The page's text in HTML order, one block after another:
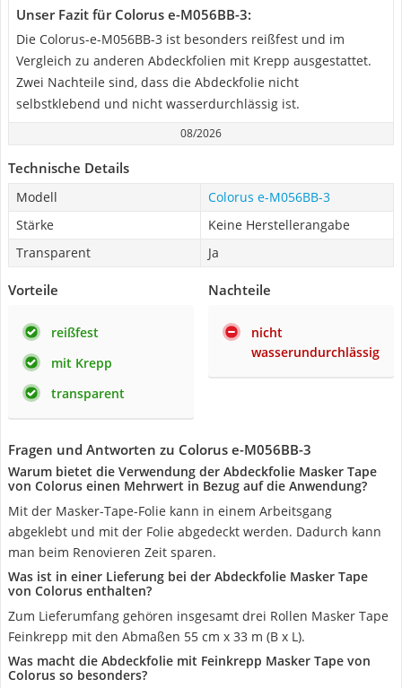
Unser Fazit für Colorus e-M056BB-3:
Die Colorus-e-M056BB-3 ist besonders reißfest und im
Vergleich zu anderen Abdeckfolien mit Krepp ausgestattet.
Zwei Nachteile sind, dass die Abdeckfolie nicht
selbstklebend und nicht wasserdurchlässig ist.
08/2026
Technische Details
Modell
Colorus e-M056BB-3
Stärke
Keine Herstellerangabe
Transparent
Ja
Vorteile
reißfest
mit Krepp
transparent
Nachteile
nicht
wasserundurchlässig
Fragen und Antworten zu Colorus e-M056BB-3
Warum bietet die Verwendung der Abdeckfolie Masker Tape
von Colorus einen Mehrwert in Bezug auf die Anwendung?
Mit der Masker-Tape-Folie kann in einem Arbeitsgang
abgeklebt und mit der Folie abgedeckt werden. Dadurch kann
man beim Renovieren Zeit sparen.
Was ist in einer Lieferung bei der Abdeckfolie Masker Tape
von Colorus enthalten?
Zum Lieferumfang gehören insgesamt drei Rollen Masker Tape
Feinkrepp mit den Abmaßen 55 cm x 33 m (B x L).
Was macht die Abdeckfolie mit Feinkrepp Masker Tape von
Colorus so besonders?